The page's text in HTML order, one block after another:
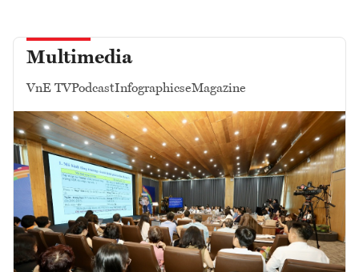
Multimedia
VnE TVPodcastInfographicseMagazine